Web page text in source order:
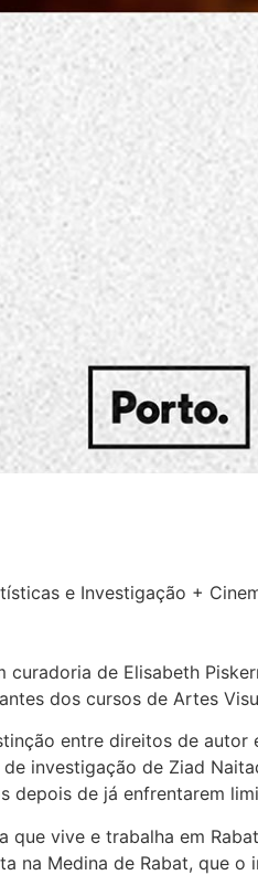
e Investigação +
curadoria de Elisabeth
dos cursos de Artes
entre direitos de
investigação de Ziad
depois de já enfrentarem
vive e trabalha em
na Medina de Rabat, que